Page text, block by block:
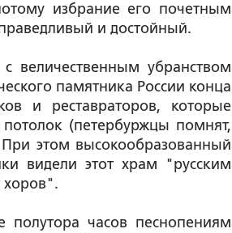
избрание его почетным
и достойный.
величественным убранством
памятника России конца
и реставраторов, которые
(петербуржцы помнят,
При этом высокообразованный
видели этот храм "русским
хоров".
полутора часов песнопениям